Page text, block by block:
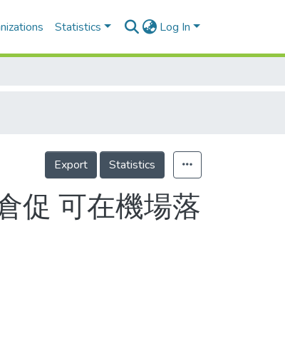
Statistics Log In
Export Statistics
促 可在機場落